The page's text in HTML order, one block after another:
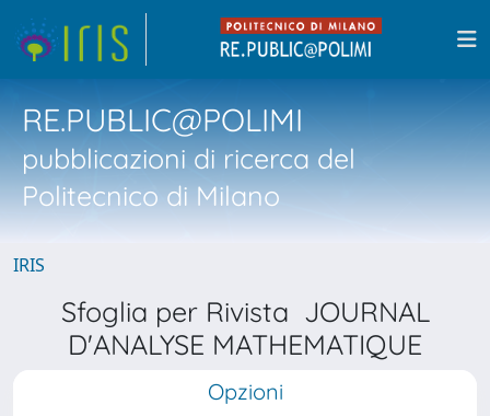
RE.PUBLIC@POLIMI
pubblicazioni di ricerca del
Politecnico di Milano
IRIS
Sfoglia per Rivista JOURNAL
D'ANALYSE MATHEMATIQUE
Opzioni